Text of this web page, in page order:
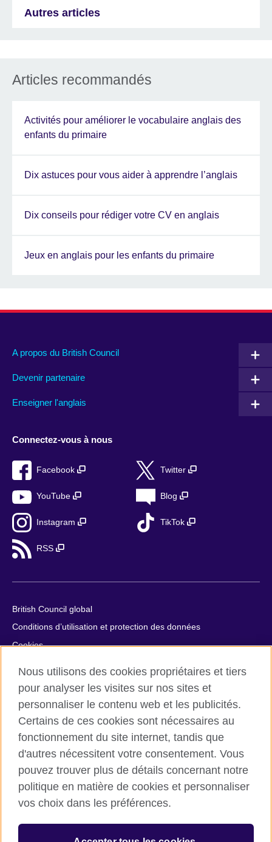
Autres articles
Articles recommandés
Activités pour améliorer le vocabulaire anglais des
enfants du primaire
Dix astuces pour vous aider à apprendre l’anglais
Dix conseils pour rédiger votre CV en anglais
Jeux en anglais pour les enfants du primaire
A propos du British Council
Devenir partenaire
Enseigner l'anglais
Connectez-vous à nous
Facebook Twitter
YouTube Blog
Instagram TikTok
RSS
British Council global
Conditions d’utilisation et protection des données
Cookies
British Council in France société par actions simplifiée
unipersonnelle est une filiale du British Council, l’agence
internationale britannique dédiée aux domaines de l’éducation
et des relations culturelles. British Council in France société par
actions simplifiée unipersonnelle est une société inscrite en
France avec le numéro RCS Paris n° 847 719 473. Adresse :
9/11 rue de Constantine, 75007 Paris, France. Le British Council
209131 (Angleterre et Pays de Galles) et SC037733 (Ecosse).
Nous utilisons des cookies propriétaires et tiers
pour analyser les visites sur nos sites et
personnaliser le contenu web et les publicités.
Certains de ces cookies sont nécessaires au
fonctionnement du site internet, tandis que
d'autres nécessitent votre consentement. Vous
pouvez trouver plus de détails concernant notre
politique en matière de cookies et personnaliser
vos choix dans les préférences.